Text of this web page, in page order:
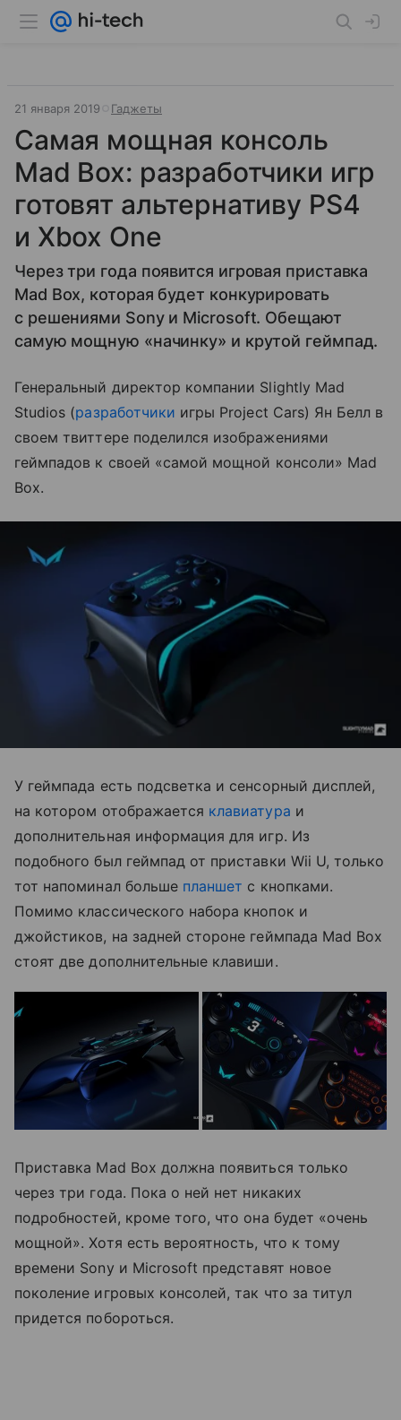
21 января 2019 Гаджеты
Самая мощная консоль
Mad Box: разработчики игр
готовят альтернативу PS4
и Xbox One
Через три года появится игровая приставка
Mad Box, которая будет конкурировать
с решениями Sony и Microsoft. Обещают
самую мощную «начинку» и крутой геймпад.
Генеральный директор компании Slightly Mad
Studios (разработчики игры Project Cars) Ян Белл в
своем твиттере поделился изображениями
геймпадов к своей «самой мощной консоли» Mad
Box.
У геймпада есть подсветка и сенсорный дисплей,
на котором отображается клавиатура и
дополнительная информация для игр. Из
подобного был геймпад от приставки Wii U, только
тот напоминал больше планшет с кнопками.
Помимо классического набора кнопок и
джойстиков, на задней стороне геймпада Mad Box
стоят две дополнительные клавиши.
Приставка Mad Box должна появиться только
через три года. Пока о ней нет никаких
подробностей, кроме того, что она будет «очень
мощной». Хотя есть вероятность, что к тому
времени Sony и Microsoft представят новое
поколение игровых консолей, так что за титул
придется побороться.